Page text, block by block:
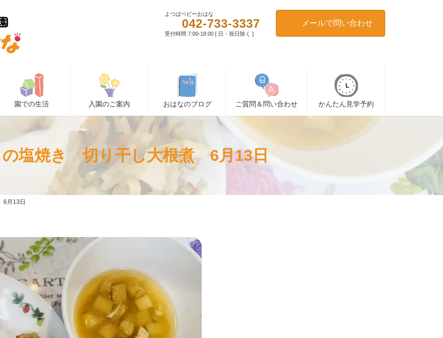
よつばベビーおはな
042-733-3337
受付時間 7:00-18:00 [ 日・祝日除く ]
メールで問い合わせ
園での生活 入園のご案内 おはなのブログ ご質問＆問い合わせ かんたん見学予約
の塩焼き 切り干し大根煮 6月13日
月13日